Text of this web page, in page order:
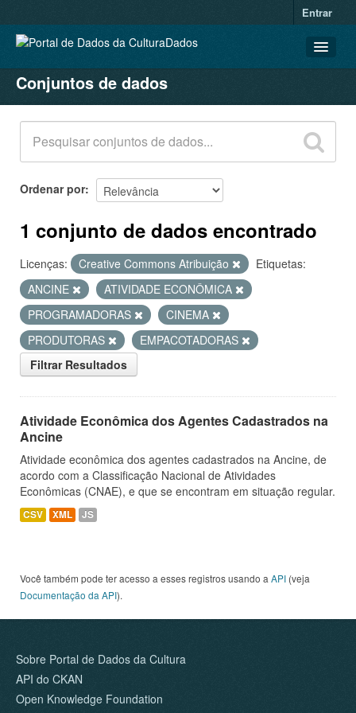
Entrar
CONJUNTOS DE DADOS
ORGANIZAÇÕES
GRUPOS
SOBRE
Conjuntos de dados
Ordenar por
1 conjunto de dados encontrado
Licenças: Creative Commons Atribuição
Etiquetas:
ANCINE
ATIVIDADE ECONÔMICA
PROGRAMADORAS
CINEMA
PRODUTORAS
EMPACOTADORAS
Filtrar Resultados
Atividade Econômica dos Agentes Cadastrados na
Ancine
Atividade econômica dos agentes cadastrados na Ancine, de
acordo com a Classificação Nacional de Atividades
Econômicas (CNAE), e que se encontram em situação regular.
CSV XML JS
Você também pode ter acesso a esses registros usando a API (veja
Documentação da API).
Sobre Portal de Dados da Cultura
API do CKAN
Open Knowledge Foundation